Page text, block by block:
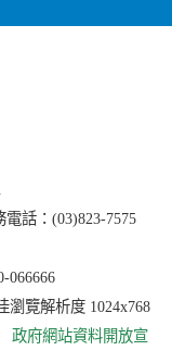
話：(03)823-7575
066666
瀏覽解析度 1024x768
政府網站資料開放宣